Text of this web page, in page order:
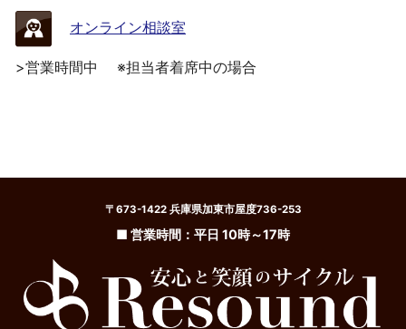
オンライン相談室
>営業時間中 ※担当者着席中の場合
〒673-1422 兵庫県加東市屋度736-253
■ 営業時間：平日 10時～17時